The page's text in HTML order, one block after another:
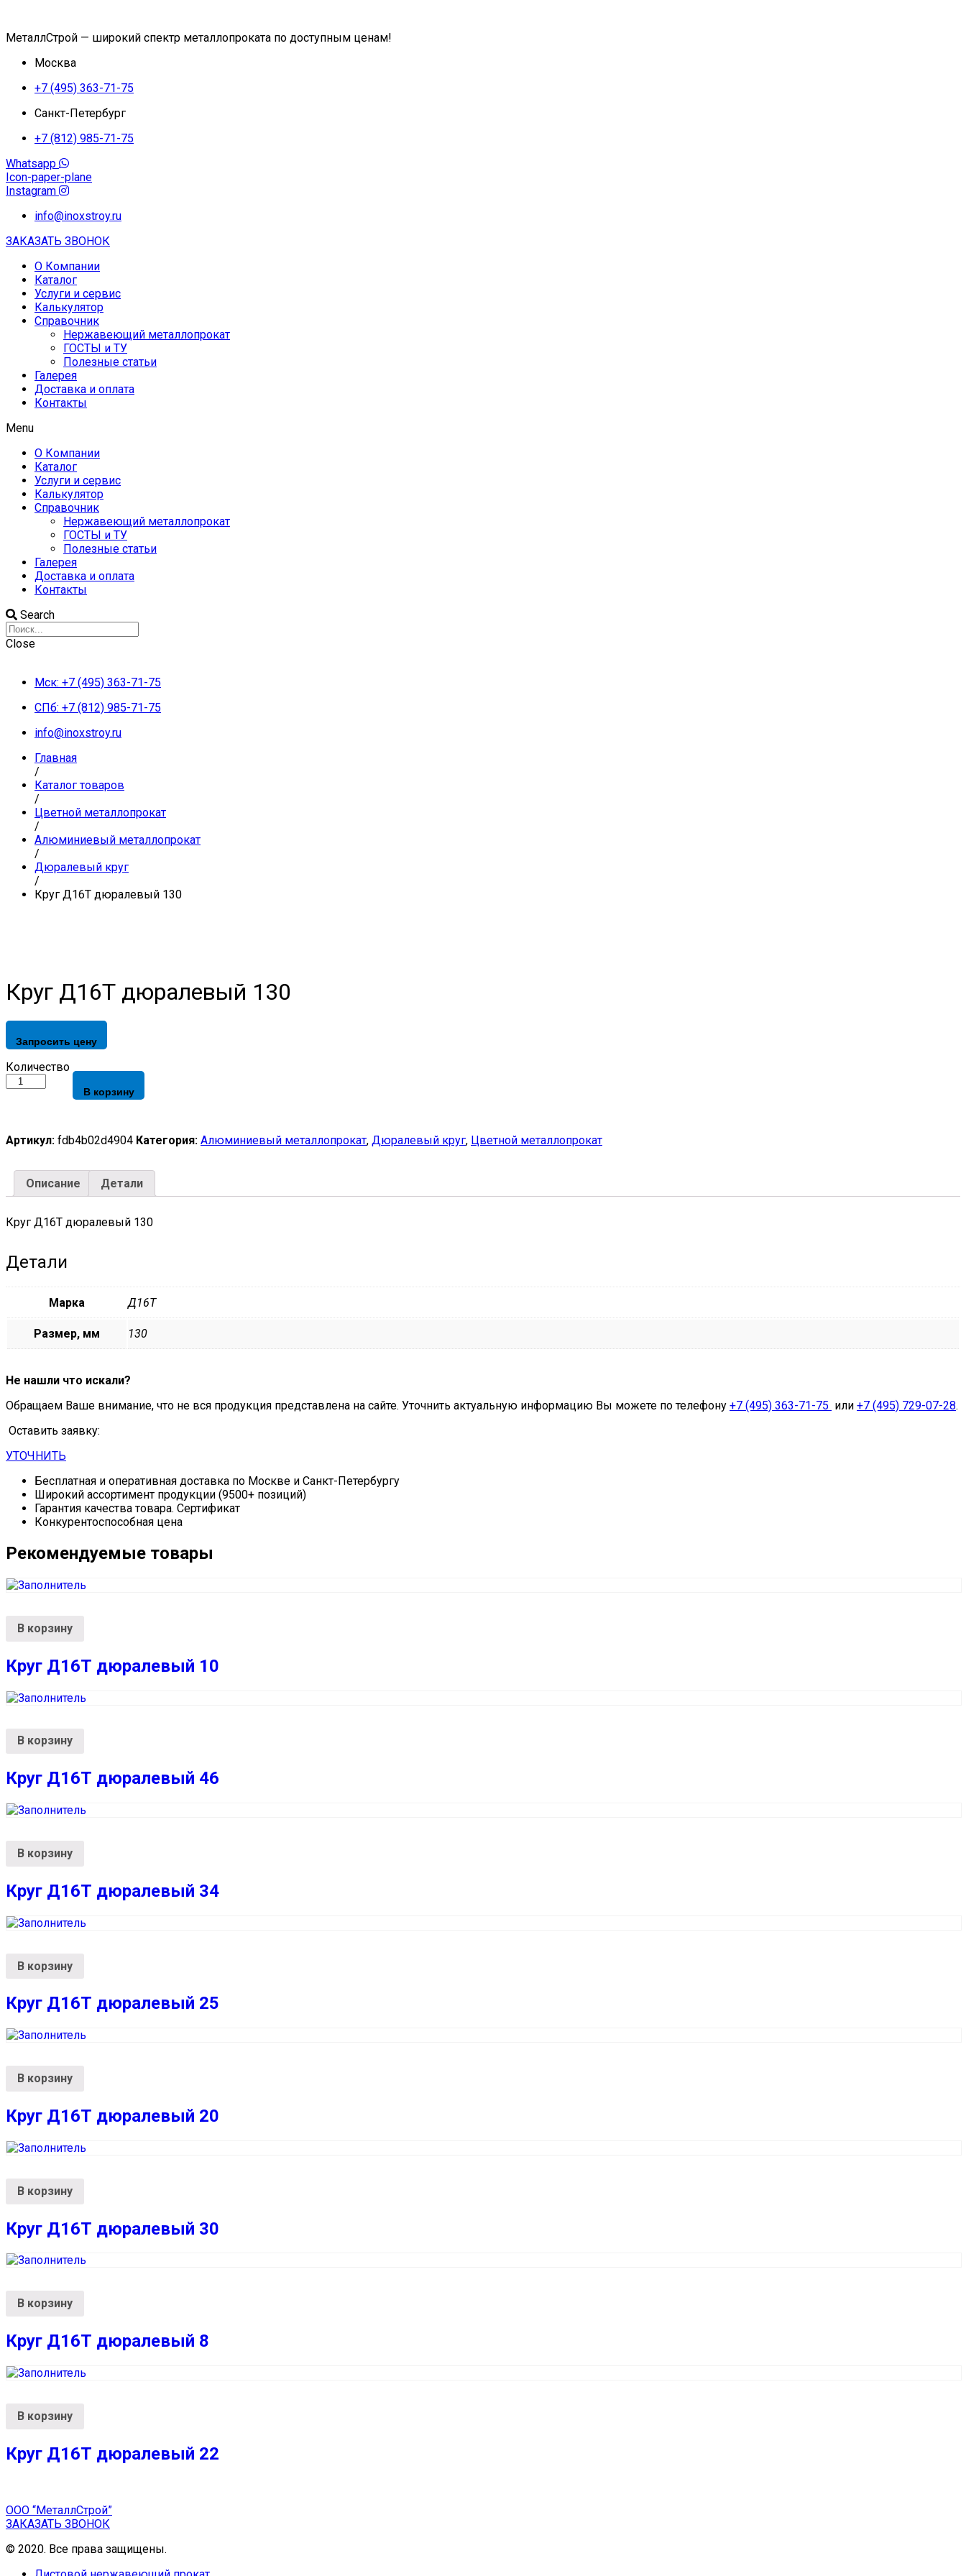
МеталлСтрой — широкий спектр металлопроката по доступным ценам!
Москва
+7 (495) 363-71-75
Санкт-Петербург
+7 (812) 985-71-75
Whatsapp
Icon-paper-plane
Instagram
info@inoxstroy.ru
ЗАКАЗАТЬ ЗВОНОК
О Компании
Каталог
Услуги и сервис
Калькулятор
Справочник
Нержавеющий металлопрокат
ГОСТЫ и ТУ
Полезные статьи
Галерея
Доставка и оплата
Контакты
Menu
О Компании
Каталог
Услуги и сервис
Калькулятор
Справочник
Нержавеющий металлопрокат
ГОСТЫ и ТУ
Полезные статьи
Галерея
Доставка и оплата
Контакты
Search
Close
Мск: +7 (495) 363-71-75
СПб: +7 (812) 985-71-75
info@inoxstroy.ru
Главная
/
Каталог товаров
/
Цветной металлопрокат
/
Алюминиевый металлопрокат
/
Дюралевый круг
/
Круг Д16Т дюралевый 130
Круг Д16Т дюралевый 130
Запросить цену
Круг
Д16Т
Количество
В корзину
Артикул: fdb4b02d4904 Категория: Алюминиевый металлопрокат, Дюралевый круг, Цветной металлопрокат
Описание Детали
Круг Д16Т дюралевый 130
Детали
Марка Д16Т
Размер, мм 130
Не нашли что искали?
Обращаем Ваше внимание, что не вся продукция представлена на сайте. Уточнить актуальную информацию Вы можете по телефону +7 (495) 363-71-75 или +7 (495) 729-07-28.
Оставить заявку:
УТОЧНИТЬ
Бесплатная и оперативная доставка по Москве и Санкт-Петербургу
Широкий ассортимент продукции (9500+ позиций)
Гарантия качества товара. Сертификат
Конкурентоспособная цена
Рекомендуемые товары
В корзину
Круг Д16Т дюралевый 10
В корзину
Круг Д16Т дюралевый 46
В корзину
Круг Д16Т дюралевый 34
В корзину
Круг Д16Т дюралевый 25
В корзину
Круг Д16Т дюралевый 20
В корзину
Круг Д16Т дюралевый 30
В корзину
Круг Д16Т дюралевый 8
В корзину
Круг Д16Т дюралевый 22
ООО “МеталлСтрой”
ЗАКАЗАТЬ ЗВОНОК
© 2020. Все права защищены.